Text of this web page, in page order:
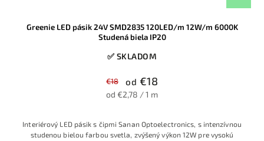
Greenie LED pásik 24V SMD2835 120LED/m 12W/m 6000K
Studená biela IP20
✅ SKLADOM
€18 od €18
od €2,78 / 1 m
Interiérový LED pásik s čipmi Sanan Optoelectronics, s intenzívnou
studenou bielou farbou svetla, zvýšený výkon 12W pre vysokú